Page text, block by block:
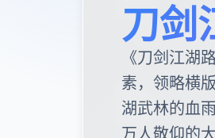
刀剑
《刀剑江湖
素，领略横
湖武林的血
万人敬仰的